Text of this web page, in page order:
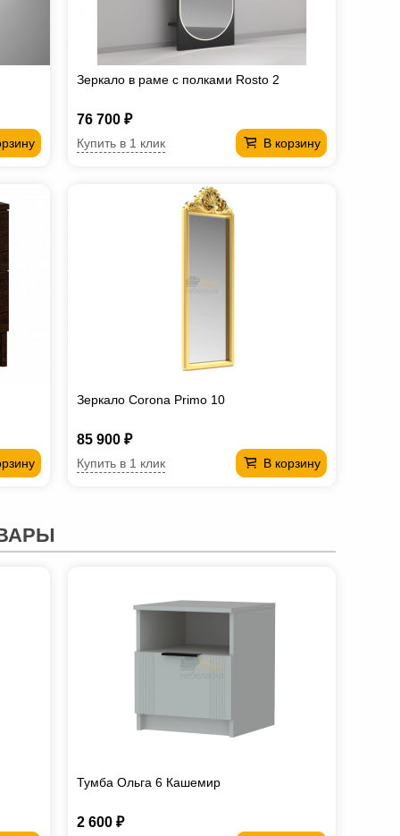
Зеркало в раме с полками Rosto 2
76 700 ₽
В корзину
Купить в 1 клик
Зеркало Corona Primo 10
85 900 ₽
В корзину
Купить в 1 клик
Тумба Ольга 6 Кашемир
2 600 ₽